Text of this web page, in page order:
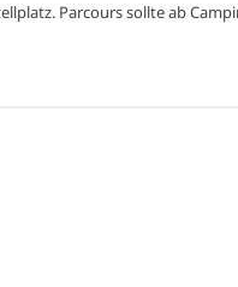
Parcours sollte ab